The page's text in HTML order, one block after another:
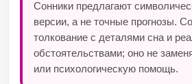
Сонники предлагают
версии, а не точные прогнозы.
толкование с деталями сна и
обстоятельствами; оно не
или психологическую помощь.